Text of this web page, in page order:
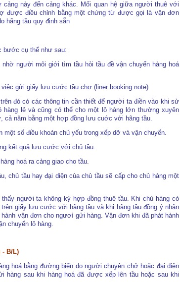
này đến cảng khác. Mối quan hệ giữa người thuê với
được điều chỉnh bằng một chứng từ được gọi là vận đơn
hãng tầu quy định sẵn
bước cụ thể như sau:
người môi giới tìm tầu hỏi tầu đề vận chuyển hàng hoá
gửi giấy lưu cước tầu chợ (liner booking note)
đó có các thông tin cần thiết để người ta điền vào khi sử
lẻ và cũng có thể cho một lô hàng lớn thường xuyên
năm bằng một hợp đồng lưu cuớc với hãng tầu.
số điều khoản chủ yếu trong xếp dỡ và vận chuyển.
kết quả lưu cước với chủ tầu.
hoá ra cảng giao cho tầu.
chủ tầu hay đại diện của chủ tầu sẽ cấp cho chủ hàng một
người ta không ký hợp đồng thuê tầu. Khi chủ hàng có
giấy lưu cước với hãng tầu và khi hãng tầu đồng ý nhận
vận đơn cho ngươì gửi hàng. Vận đơn khi đã phát hành
chuyển lô hàng.
- B/L)
hoá bằng đường biển do người chuyên chở hoặc đại diện
hàng sau khi hàng hoá đã được xếp lên tầu hoặc sau khi